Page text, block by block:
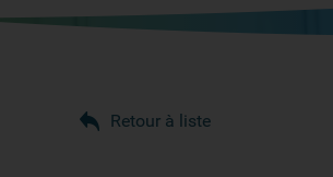
Retour à liste